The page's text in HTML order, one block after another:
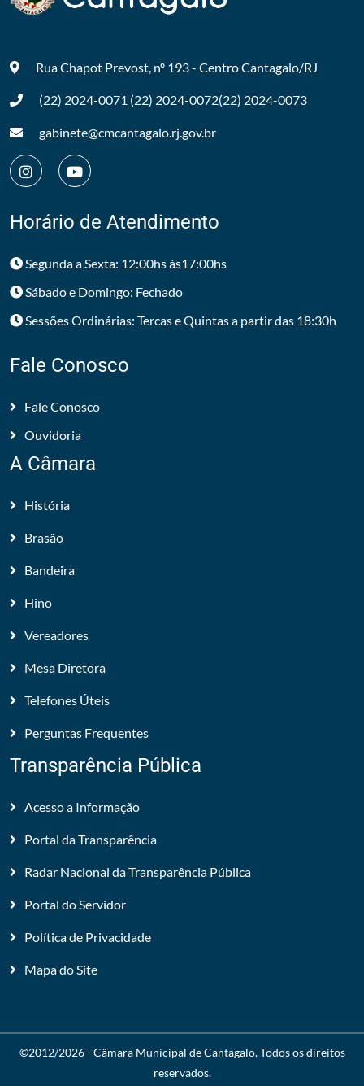
Rua Chapot Prevost, nº 193 - CentroCantagalo/RJ
(22) 2024-0071 (22) 2024-0072(22) 2024-0073
gabinete@cmcantagalo.rj.gov.br
Horário de Atendimento
Segunda a Sexta: 12:00hs às17:00hs
Sábado e Domingo: Fechado
Sessões Ordinárias: Tercas e Quintas a partir das 18:30h
Fale Conosco
Fale Conosco
Ouvidoria
A Câmara
História
Brasão
Bandeira
Hino
Vereadores
Mesa Diretora
Telefones Úteis
Perguntas Frequentes
Transparência Pública
Acesso a Informação
Portal da Transparência
Radar Nacional da Transparência Pública
Portal do Servidor
Política de Privacidade
Mapa do Site
©2012/2026 -Câmara Municipal de Cantagalo. Todos os direitos
reservados.